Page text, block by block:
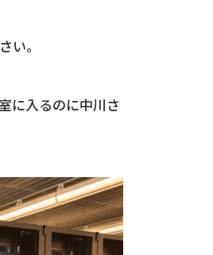
い。
に入るのに中川さ